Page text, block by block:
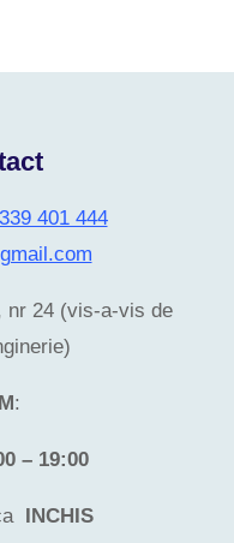
401 444
nr 24 (vis-a-vis de
:
– 19:00
INCHIS